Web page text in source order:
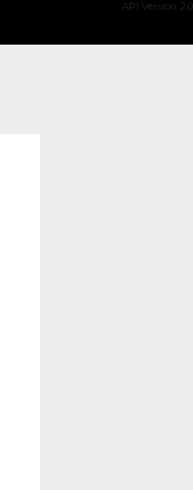
API Version 2.0